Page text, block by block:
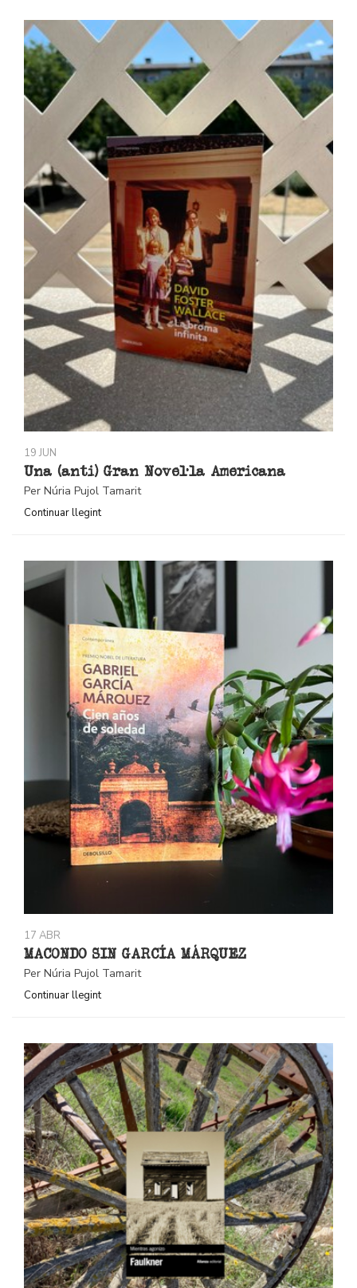
19 JUN
Una (anti) Gran Novel·la Americana
Per Núria Pujol Tamarit
Continuar llegint
17 ABR
MACONDO SIN GARCÍA MÁRQUEZ
Per Núria Pujol Tamarit
Continuar llegint